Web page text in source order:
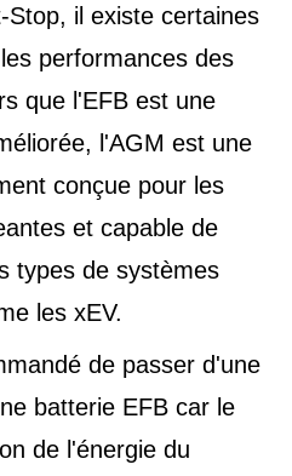
Stop, il existe certaines
performances des
que l'EFB est une
l'AGM est une
conçue pour les
et capable de
types de systèmes
les xEV.
de passer d'une
batterie EFB car le
de l'énergie du